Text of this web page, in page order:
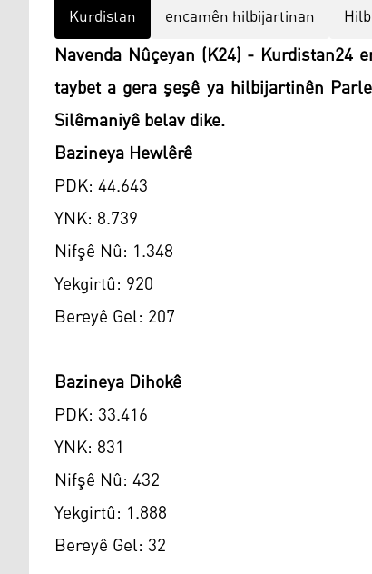
Kurdistan encamên hilbijartinan
Navenda Nûçeyan (K24) - Kurdistan24
taybet a gera şeşê ya hilbijartinên
Silêmaniyê belav dike.
Bazineya Hewlêrê
PDK: 44.643
YNK: 8.739
Nifşê Nû: 1.348
Yekgirtû: 920
Bereyê Gel: 207
Bazineya Dihokê
PDK: 33.416
YNK: 831
Nifşê Nû: 432
Yekgirtû: 1.888
Bereyê Gel: 32